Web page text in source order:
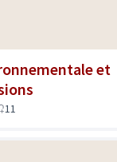
et
11